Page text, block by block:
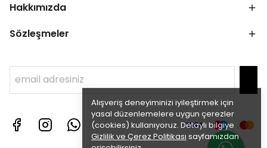
Alışveriş deneyiminizi iyileştirmek için
yasal düzenlemelere uygun çerezler
(cookies) kullanıyoruz. Detaylı bilgiye
Gizlilik ve Çerez Politikası sayfamızdan
Hakkımızda
Sözleşmeler